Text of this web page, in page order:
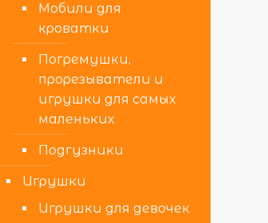
Мобили для
кроватки
Погремушки,
прорезыватели и
игрушки для самых
маленьких
Подгузники
Игрушки
Игрушки для девочек